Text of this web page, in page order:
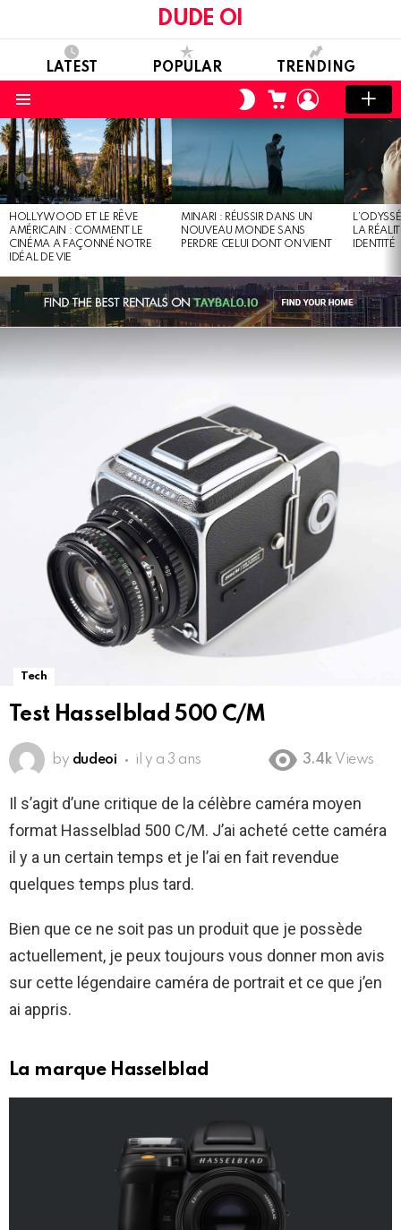
DUDE OI
LATEST POPULAR TRENDING
SWITCH
SKIN
CART LOGIN
LATEST
STORIES
HOLLYWOOD ET LE RÊVE
AMÉRICAIN : COMMENT LE
CINÉMA A FAÇONNÉ NOTRE
IDÉAL DE VIE
MINARI : RÉUSSIR DANS UN
NOUVEAU MONDE SANS
PERDRE CELUI DONT ON VIENT
LA
IDENTITÉ
Tech
Test Hasselblad 500 C/M
by dudeoi il y a 3 ans 3.4k Views
Il s’agit d’une critique de la célèbre caméra moyen
format Hasselblad 500 C/M. J’ai acheté cette caméra
il y a un certain temps et je l’ai en fait revendue
quelques temps plus tard.
Bien que ce ne soit pas un produit que je possède
actuellement, je peux toujours vous donner mon avis
sur cette légendaire caméra de portrait et ce que j’en
ai appris.
La marque Hasselblad